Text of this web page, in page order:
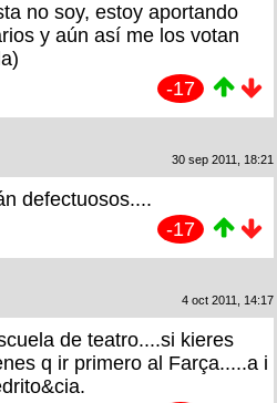
no soy, estoy aportando
y aún así me los votan
-17
30 sep 2011, 18:21
defectuosos....
-17
4 oct 2011, 14:17
de teatro....si kieres
q ir primero al Farça.....a i